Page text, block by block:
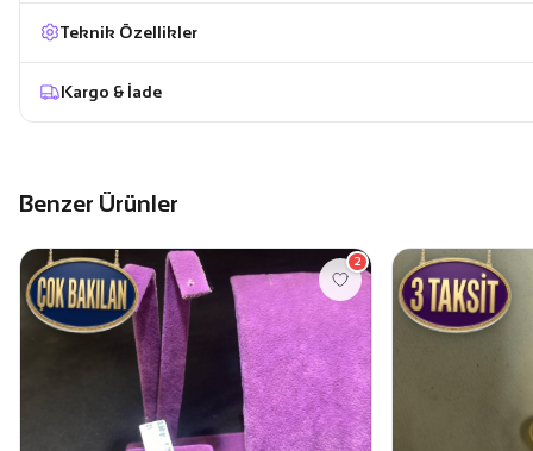
Teknik Özellikler
Kargo & İade
Benzer Ürünler
2